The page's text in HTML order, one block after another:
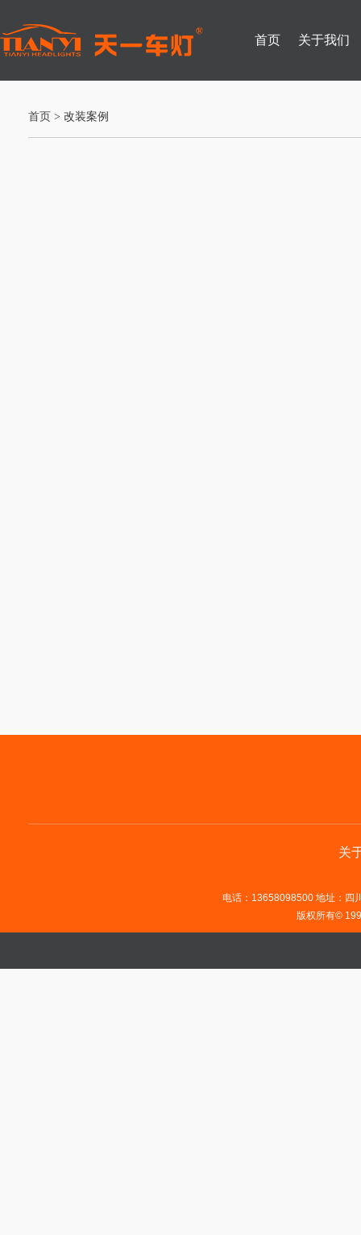
首页 关于我们
首页 > 改装案例
关
电话：13658098500 地址：四
版权所有©